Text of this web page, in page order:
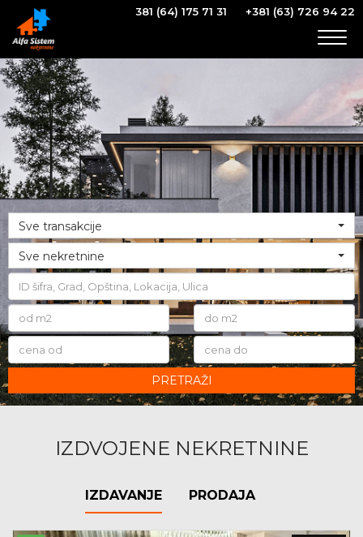
381 (64) 175 71 31 +381 (63) 726 94 22
Sve transakcije
Sve nekretnine
PRETRAŽI
IZDVOJENE NEKRETNINE
IZDAVANJE PRODAJA